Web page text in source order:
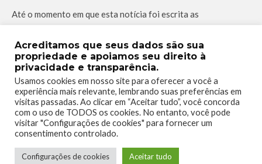
Até o momento em que esta notícia foi escrita as
modificações da loja não estavam disponíveis nem mesmo
para os Insiders, porém o Podcast Xbox revelou que a partir
de 05/08 alguns Insiders vão participar do período de teste.
Para todos os outro jogadores a previsão é que o lançamento
ocorra entre os meses de setembro e dezembro de 2020.
Confira abaixo um trecho do Podcast
Xbox com o Major Nelson:
Acreditamos que seus dados são sua
propriedade e apoiamos seu direito à
privacidade e transparência.
Usamos cookies em nosso site para oferecer a você a
experiência mais relevante, lembrando suas preferências em
visitas passadas. Ao clicar em “Aceitar tudo”, você concorda
com o uso de TODOS os cookies. No entanto, você pode
visitar "Configurações de cookies" para fornecer um
consentimento controlado.
Configurações de cookies Aceitar tudo